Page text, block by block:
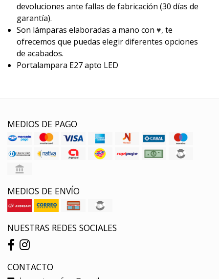
devoluciones ante fallas de fabricación (30 días de
garantía).
Son lámparas elaboradas a mano con ♥, te
ofrecemos que puedas elegir diferentes opciones
de acabados.
Portalampara E27 apto LED
MEDIOS DE PAGO
MEDIOS DE ENVÍO
NUESTRAS REDES SOCIALES
CONTACTO